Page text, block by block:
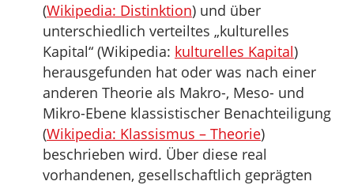
(Wikipedia: Distinktion) und über
unterschiedlich verteiltes „kulturelles
Kapital“ (Wikipedia: kulturelles Kapital)
herausgefunden hat oder was nach einer
anderen Theorie als Makro-, Meso- und
Mikro-Ebene klassistischer Benachteiligung
(Wikipedia: Klassismus – Theorie)
beschrieben wird. Über diese real
vorhandenen, gesellschaftlich geprägten